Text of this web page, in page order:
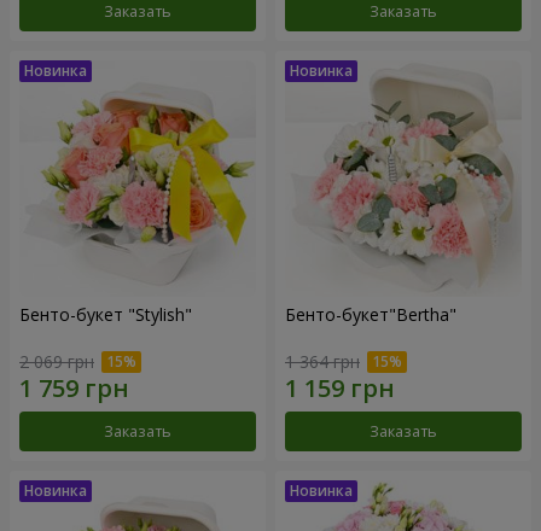
Заказать Заказать
Бенто-букет "Stylish"
2 069 грн
Заказать
Бенто-букет"Bertha"
1 364 грн
Заказать